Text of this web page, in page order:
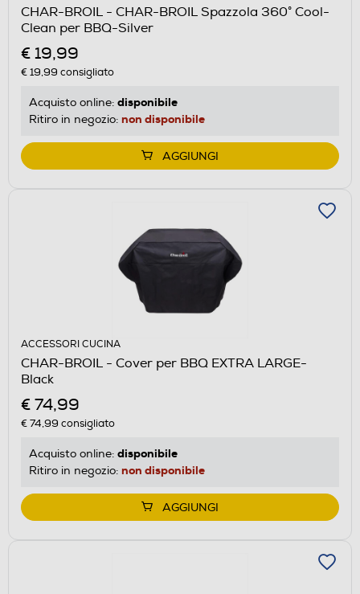
CHAR-BROIL - CHAR-BROIL Spazzola 360° Cool-
Clean per BBQ-Silver
€ 19,99
€ 19,99 consigliato
Acquisto online: disponibile
Ritiro in negozio: non disponibile
AGGIUNGI
ACCESSORI CUCINA
CHAR-BROIL - Cover per BBQ EXTRA LARGE-
Black
€ 74,99
€ 74,99 consigliato
Acquisto online: disponibile
Ritiro in negozio: non disponibile
AGGIUNGI